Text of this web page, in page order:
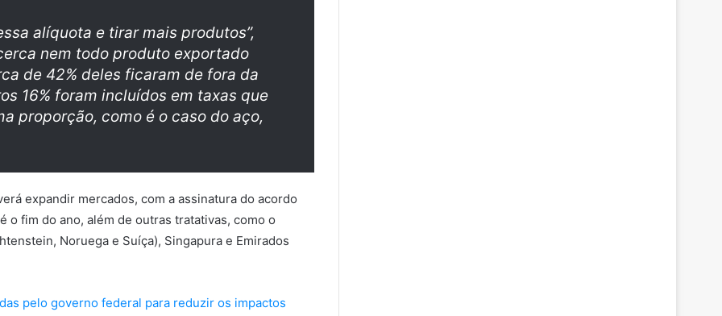
alíquota e tirar mais produtos”,
nem todo produto exportado
de 42% deles ficaram de fora da
16% foram incluídos em taxas que
proporção, como é o caso do aço,
expandir mercados, com a assinatura do acordo
fim do ano, além de outras tratativas, como o
Noruega e Suíça), Singapura e Emirados
pelo governo federal para reduzir os impactos